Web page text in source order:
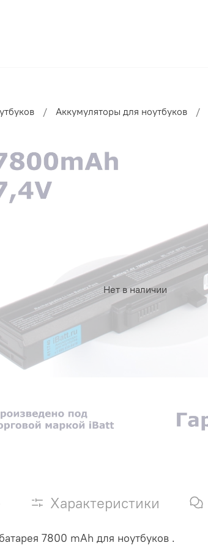
Аккумуляторы для ноутбуков
Нет в наличии
Характеристики
7800 mAh для ноутбуков .